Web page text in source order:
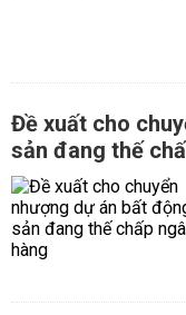
Đề xuất cho
sản đang thế